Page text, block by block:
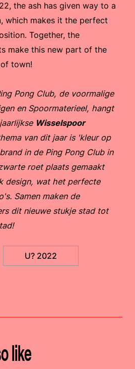
the ash has given way to a
which makes it the perfect
Together, the
make this new part of the
town!
Pong Club, de voormalige
en Spoormaterieel, hangt
Wisselspoor
van dit jaar is 'kleur op
in de Ping Pong Club in
roet plaats gemaakt
design, wat het perfecte
Samen maken de
dit nieuwe stukje stad tot
U? 2022
like